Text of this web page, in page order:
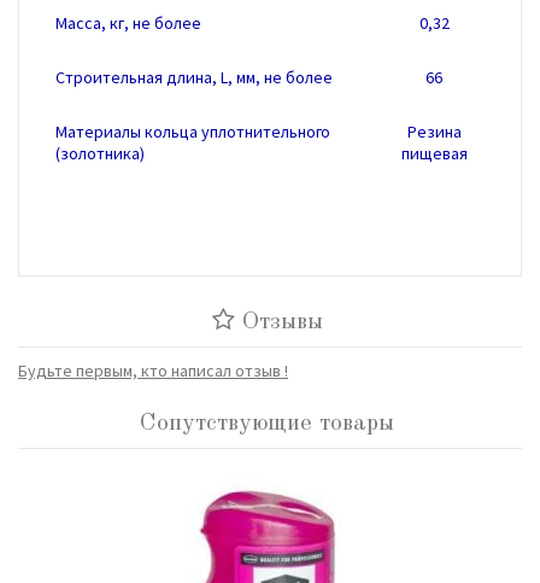
Масса, кг, не более 0,32
Строительная длина, L, мм, не более 66
Материалы кольца уплотнительного
(золотника)
Резина
пищевая
Отзывы
Будьте первым, кто написал отзыв !
Сопутствующие товары